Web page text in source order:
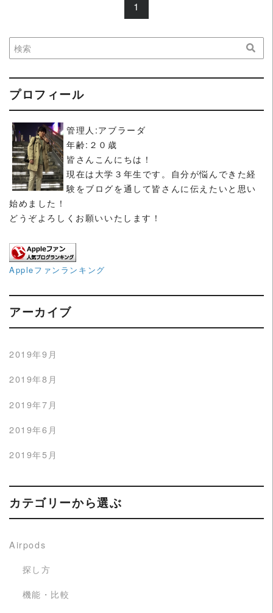
1
プロフィール
管理人:アブラーダ
年齢:２０歳
皆さんこんにちは！
現在は大学３年生です。自分が悩んできた経
験をブログを通して皆さんに伝えたいと思い
始めました！
どうぞよろしくお願いいたします！
Appleファンランキング
アーカイブ
2019年9月
2019年8月
2019年7月
2019年6月
2019年5月
カテゴリーから選ぶ
Airpods
探し方
機能・比較